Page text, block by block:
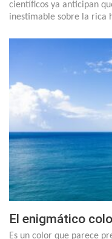
científicos ya anticipan
inestimable sobre la rica
El enigmático
Es un color que parece